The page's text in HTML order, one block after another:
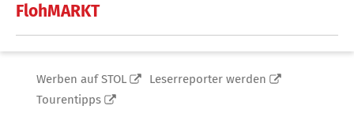
FlohMARKT
Werben auf STOL
Leserreporter werden
Tourentipps